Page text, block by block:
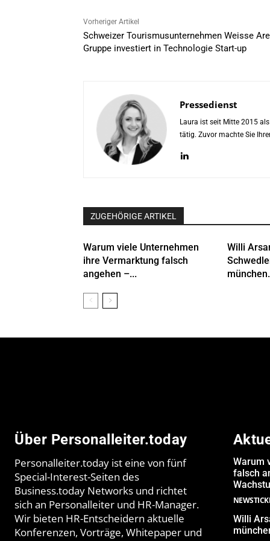
Vorheriger Artikel
Schweizer Tourismusunternehmen Weisse
Gruppe investiert in Technologie Start-up
Pressedienst
Laura ist seit Mitte 2015
tätig. Zuvor machte Sie
ZUGEHÖRIGE ARTIKEL
Warum viele Unternehmen
ihre Vermarktung falsch
angehen –...
Willi
Über Personalleiter.today
Personalleiter.today ist eine von fünf
Special-Interest-Seiten des
Business.today Networks und richtet
sich an Personalleiter und HR-Manager.
Wir bieten HR-Entscheidern aktuelle
Konferenzen, Vorträge, Whitepaper und
Warum
falsch
Willi